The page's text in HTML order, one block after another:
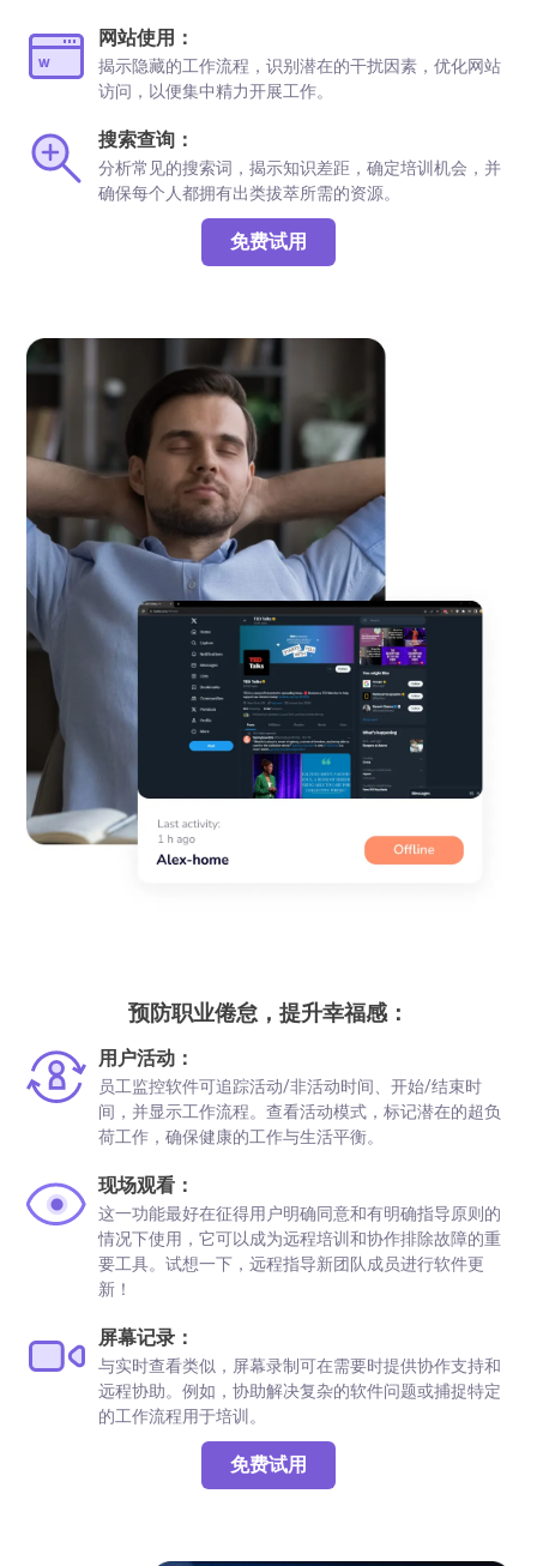
网站使用：
揭示隐藏的工作流程，识别潜在的干扰因素，优化网站
访问，以便集中精力开展工作。
搜索查询：
分析常见的搜索词，揭示知识差距，确定培训机会，并
确保每个人都拥有出类拔萃所需的资源。
免费试用
预防职业倦怠，提升幸福感：
用户活动：
员工监控软件可追踪活动/非活动时间、开始/结束时
间，并显示工作流程。查看活动模式，标记潜在的超负
荷工作，确保健康的工作与生活平衡。
现场观看：
这一功能最好在征得用户明确同意和有明确指导原则的
情况下使用，它可以成为远程培训和协作排除故障的重
要工具。试想一下，远程指导新团队成员进行软件更
新！
屏幕记录：
与实时查看类似，屏幕录制可在需要时提供协作支持和
远程协助。例如，协助解决复杂的软件问题或捕捉特定
的工作流程用于培训。
免费试用